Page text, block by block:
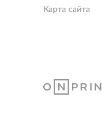
Карта сайта